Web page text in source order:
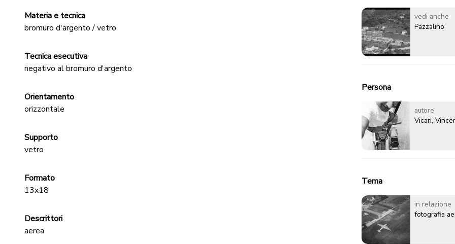
Materia e tecnica
bromuro d'argento / vetro
Tecnica esecutiva
negativo al bromuro d'argento
Orientamento
orizzontale
Supporto
vetro
Formato
13x18
Descrittori
aerea
vedi anche
Pazzalino
Persona
autore
Vicari,
Tema
in relazione
fotografia